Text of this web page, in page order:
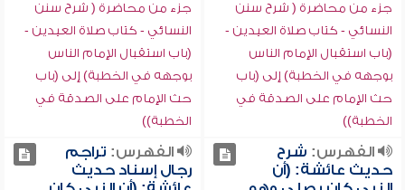
جزء من محاضرة ( شرح سنن
النسائي - كتاب صلاة العيدين -
(باب استقبال الإمام الناس
بوجهه في الخطبة) إلى (باب
حث الإمام على الصدقة في
الخطبة))
جزء من محاضرة ( شرح سنن
النسائي - كتاب صلاة العيدين -
(باب استقبال الإمام الناس
بوجهه في الخطبة) إلى (باب
حث الإمام على الصدقة في
الخطبة))
الفهرس: شرح
حديث عائشة: (أن
الفهرس: تراجم
رجال إسناد حديث